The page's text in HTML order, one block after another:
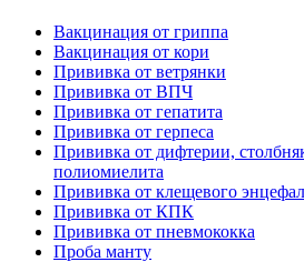
Вакцинация от гриппа
Вакцинация от кори
Прививка от ветрянки
Прививка от ВПЧ
Прививка от гепатита
Прививка от герпеса
Прививка от дифтерии,
полиомиелита
Прививка от клещевого
Прививка от КПК
Прививка от пневмококка
Проба манту